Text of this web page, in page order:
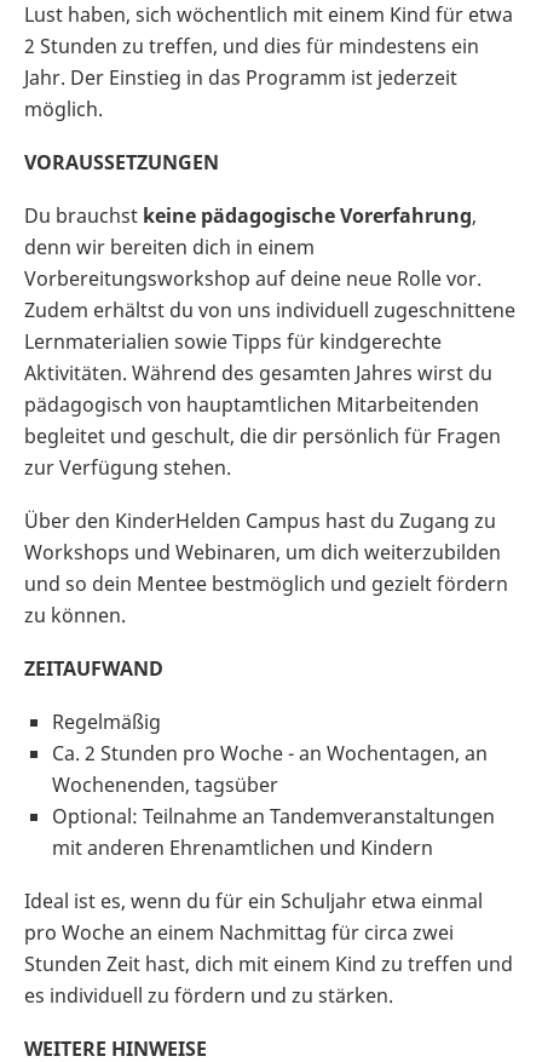
Lust haben, sich wöchentlich mit einem Kind für etwa
2 Stunden zu treffen, und dies für mindestens ein
Jahr. Der Einstieg in das Programm ist jederzeit
möglich.
VORAUSSETZUNGEN
Du brauchst keine pädagogische Vorerfahrung,
denn wir bereiten dich in einem
Vorbereitungsworkshop auf deine neue Rolle vor.
Zudem erhältst du von uns individuell zugeschnittene
Lernmaterialien sowie Tipps für kindgerechte
Aktivitäten. Während des gesamten Jahres wirst du
pädagogisch von hauptamtlichen Mitarbeitenden
begleitet und geschult, die dir persönlich für Fragen
zur Verfügung stehen.
Über den KinderHelden Campus hast du Zugang zu
Workshops und Webinaren, um dich weiterzubilden
und so dein Mentee bestmöglich und gezielt fördern
zu können.
ZEITAUFWAND
Regelmäßig
Ca. 2 Stunden pro Woche - an Wochentagen, an
Wochenenden, tagsüber
Optional: Teilnahme an Tandemveranstaltungen
mit anderen Ehrenamtlichen und Kindern
Ideal ist es, wenn du für ein Schuljahr etwa einmal
pro Woche an einem Nachmittag für circa zwei
Stunden Zeit hast, dich mit einem Kind zu treffen und
es individuell zu fördern und zu stärken.
WEITERE HINWEISE